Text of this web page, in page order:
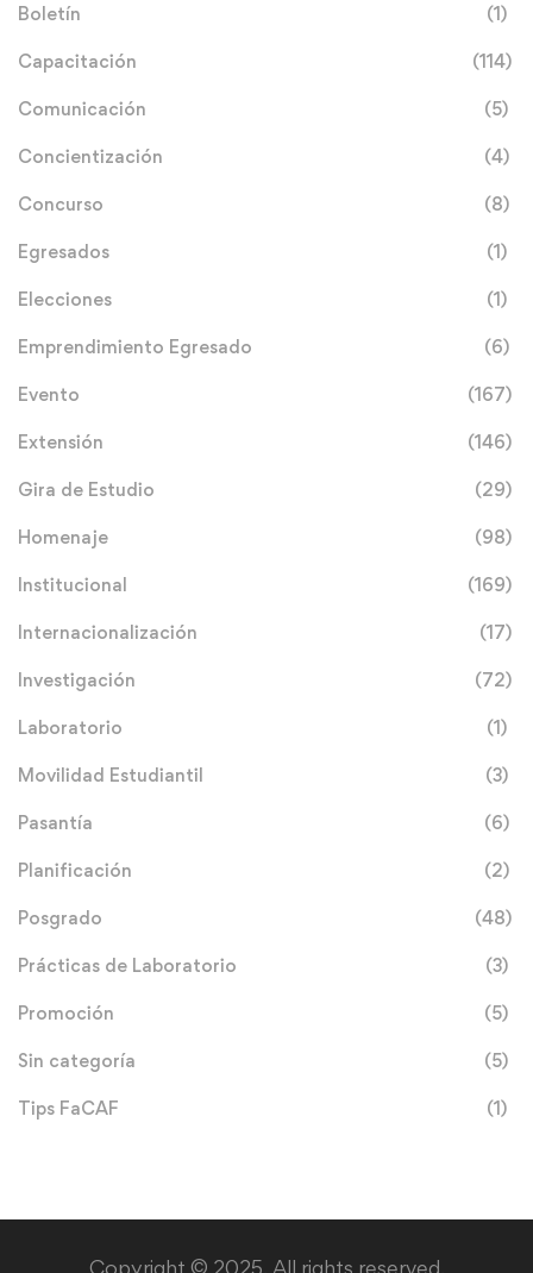
Boletín (1)
Capacitación (114)
Comunicación (5)
Concientización (4)
Concurso (8)
Egresados (1)
Elecciones (1)
Emprendimiento Egresado (6)
Evento (167)
Extensión (146)
Gira de Estudio (29)
Homenaje (98)
Institucional (169)
Internacionalización (17)
Investigación (72)
Laboratorio (1)
Movilidad Estudiantil (3)
Pasantía (6)
Planificación (2)
Posgrado (48)
Prácticas de Laboratorio (3)
Promoción (5)
Sin categoría (5)
Tips FaCAF (1)
Copyright © 2025. All rights reserved.